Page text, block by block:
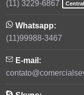
Whatsapp:
(11)99988-3467
E-mail: